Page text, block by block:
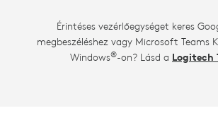
TOVÁBBI TUDNIVALÓK A ZOOM
MEGOLDÁSOKRÓL
Érintéses vezérlőegységet keres
megbeszéléshez vagy Microsoft Teams
Windows®-on? Lásd a Logitech